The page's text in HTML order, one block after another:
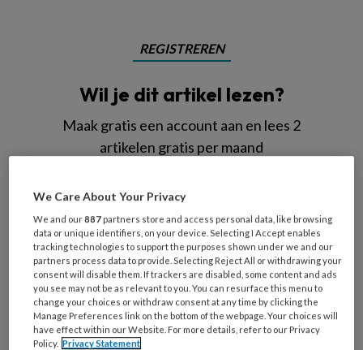
REGISTREREN
Wil je dit artikel lezen?
Maak gratis een account aan en lees 2
artikelen gratis per maand
Wat
is
je
e-
mailadres?
* *
Kies
je
wachtwoord* *
We Care About Your Privacy
We and our887 partners store and access personal data, like browsing
data or unique identifiers, on your device. Selecting I Accept enables
tracking technologies to support the purposes shown under we and our
partners process data to provide. Selecting Reject All or withdrawing your
consent will disable them. If trackers are disabled, some content and ads
you see may not be as relevant to you. You can resurface this menu to
change your choices or withdraw consent at any time by clicking the
Manage Preferences link on the bottom of the webpage. Your choices will
have effect within our Website. For more details, refer to our Privacy
Policy. Privacy Statement